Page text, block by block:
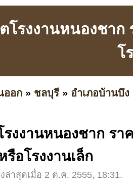
โรงงานหนองชา
โ
ออก » ชลบุรี » อำเภอบ้านบึง
รงงานหนองชาก รา
อโรงงานเล็ก
าสุดเมื่อ 2 ต.ค. 2555, 18:31.